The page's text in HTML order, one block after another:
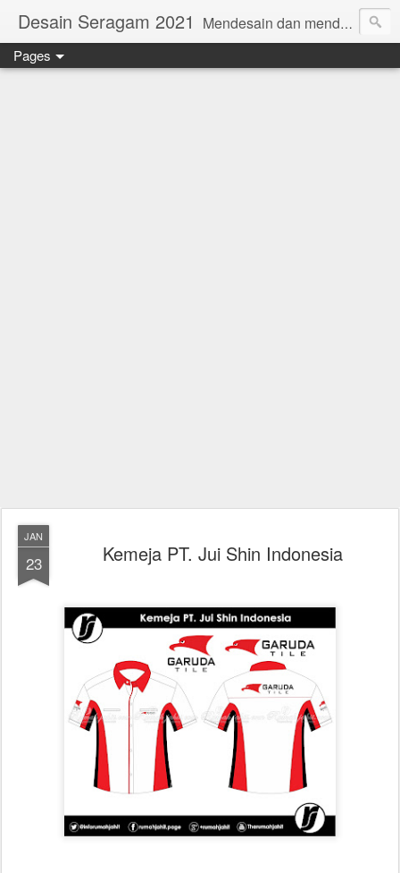
Desain Seragam 2021 Mendesain dan mendesain ulang SERAGAM KERJA 2018 www.rumahjahit.com
Pages
JAN
23 Kemeja PT. Jui Shin Indonesia